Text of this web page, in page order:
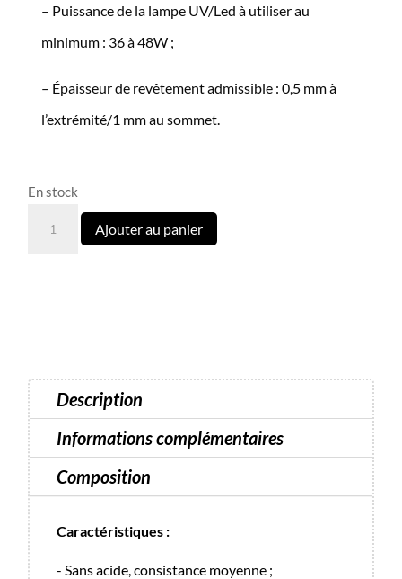
– Puissance de la lampe UV/Led à utiliser au
minimum : 36 à 48W ;
– Épaisseur de revêtement admissible : 0,5 mm à
l’extrémité/1 mm au sommet.
En stock
ml
Ajouter au panier
Description
Informations complémentaires
Composition
Caractéristiques :
- Sans acide, consistance moyenne ;